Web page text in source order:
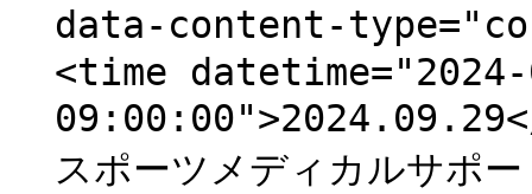
data-content-
<time
スポーツメディカルサポ